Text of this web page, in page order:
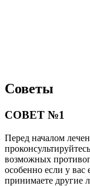
Советы
СОВЕТ №1
Перед началом
возможных
особенно если у вас
принимаете другие